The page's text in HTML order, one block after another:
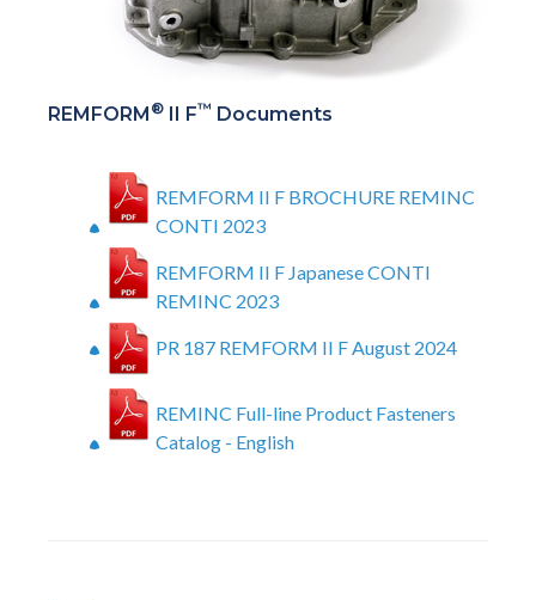
REMFORM ® II F™ Documents
REMFORM II F BROCHURE REMINC
CONTI 2023
REMFORM II F Japanese CONTI
REMINC 2023
PR 187 REMFORM II F August 2024
REMINC Full-line Product Fasteners
Catalog - English